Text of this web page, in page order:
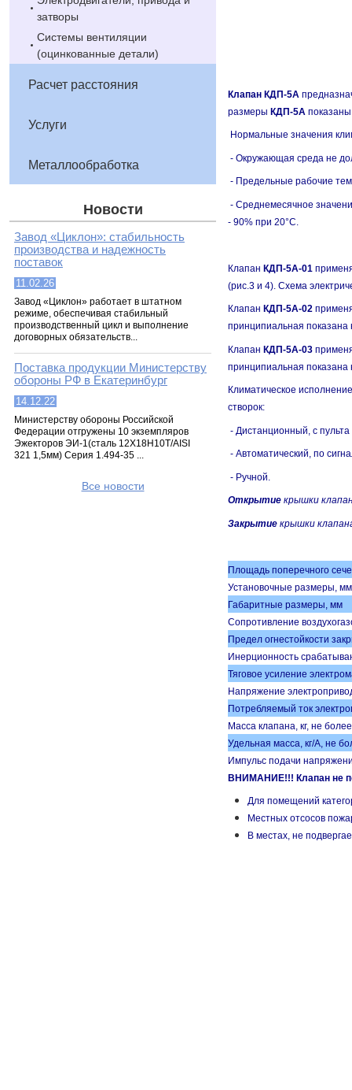
затворы
Системы вентиляции
(оцинкованные детали)
Расчет расстояния
Услуги
Металлообработка
Новости
Завод «Циклон»: стабильность
производства и надежность
поставок
11.02.26
Завод «Циклон» работает в штатном
режиме, обеспечивая стабильный
производственный цикл и выполнение
договорных обязательств...
Поставка продукции Министерству
обороны РФ в Екатеринбург
14.12.22
Министерству обороны Российской
Федерации отгружены 10 экземпляров
Эжекторов ЭИ-1(сталь 12Х18Н10Т/AISI
321 1,5мм) Серия 1.494-35 ...
Все новости
Клапан КДП-5А
размеры КДП-5А
Нормальные значения
- Окружающая среда не
- Предельные рабочие
- Среднемесячное
- 90% при 20°С.
Клапан КДП-5А-01
(рис.3 и 4). Схема
Клапан КДП-5А-02
принципиальная показана
Клапан КДП-5А-03
принципиальная показана
Климатическое
створок:
- Дистанционный, с
- Автоматический, по
- Ручной.
Открытие крышки
Закрытие крышки
Площадь поперечного
Установочные размеры, мм
Габаритные размеры, мм
Сопротивление
Предел огнестойкости
Инерционность
Тяговое усиление
Напряжение
Потребляемый ток
Масса клапана, кг, не более
Удельная масса, кг/А, не
Импульс подачи
ВНИМАНИЕ!!! Клапан не
Для помещений
Местных отсосов
В местах, не